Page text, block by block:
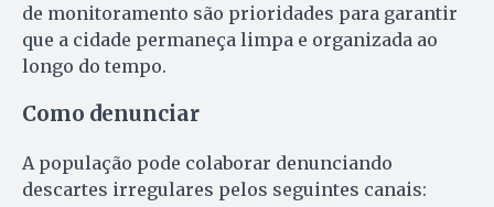
de monitoramento são prioridades para garantir
que a cidade permaneça limpa e organizada ao
longo do tempo.
Como denunciar
A população pode colaborar denunciando
descartes irregulares pelos seguintes canais: